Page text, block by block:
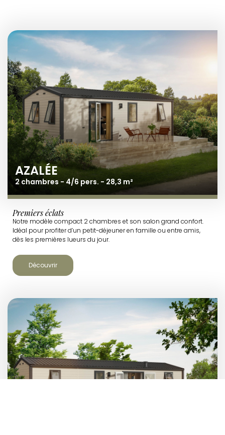
AZALÉE
2 chambres - 4/6 pers. - 28,3 m²
Premiers éclats
Notre modèle compact 2 chambres et son salon grand confort.
Idéal pour profiter d’un petit-déjeuner en famille ou entre amis,
dès les premières lueurs du jour.
Découvrir